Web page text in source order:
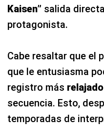
Kaisen” salida
protagonista.
Cabe resaltar que el
que le entusiasma
registro más relajado
secuencia. Esto,
temporadas de